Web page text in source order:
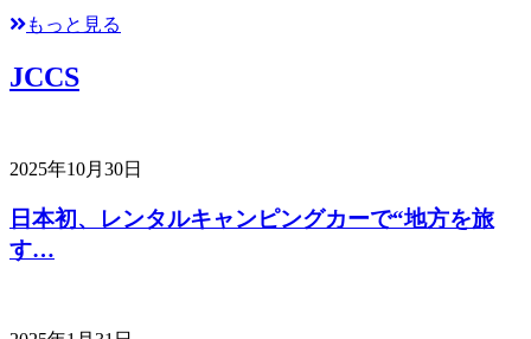
もっと見る
JCCS
2025年10月30日
日本初、レンタルキャンピングカーで“地方を旅
す…